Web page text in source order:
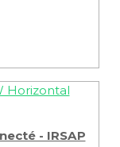
- IRSAP